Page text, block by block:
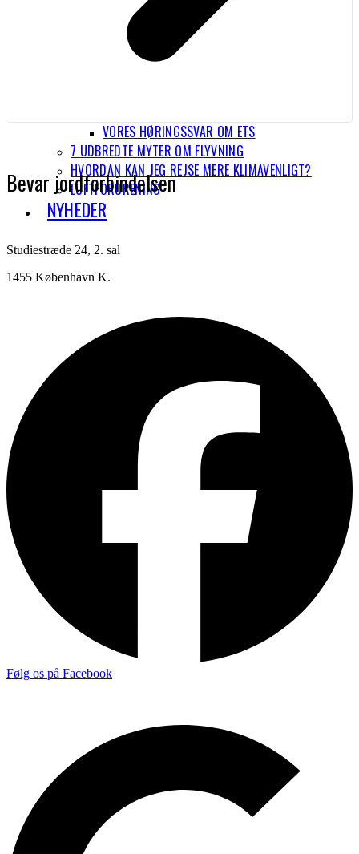
VORES HØRINGSSVAR OM ETS
7 UDBREDTE MYTER OM FLYVNING
HVORDAN KAN JEG REJSE MERE KLIMAVENLIGT?
LUFTFORURENING
NYHEDER
Bevar jordforbindelsen
Studiestræde 24, 2. sal
1455 København K.
Følg os på Facebook